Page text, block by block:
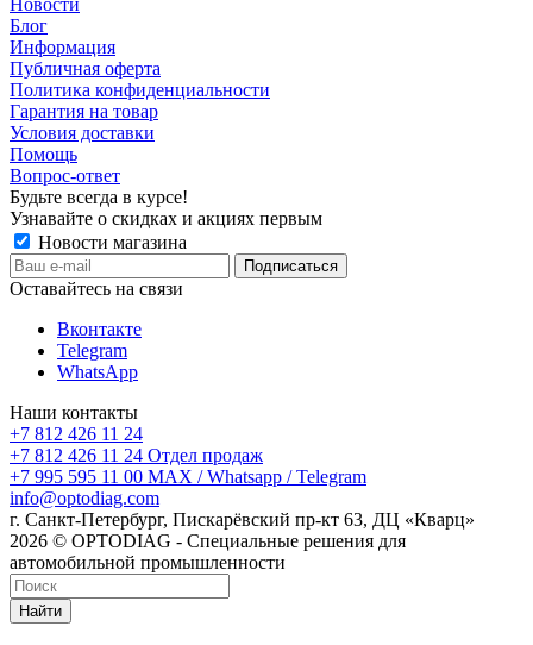
Блог
Информация
Публичная оферта
Политика конфиденциальности
Гарантия на товар
Условия доставки
Помощь
Вопрос-ответ
Будьте всегда в курсе!
Узнавайте о скидках и акциях первым
Новости магазина
Оставайтесь на связи
Вконтакте
Telegram
WhatsApp
Наши контакты
+7 812 426 11 24
+7 812 426 11 24 Отдел продаж
+7 995 595 11 00 MAX / Whatsapp / Telegram
info@optodiag.com
г. Санкт-Петербург, Пискарёвский пр-кт 63, ДЦ «Кварц»
2026 © OPTODIAG - Специальные решения для
автомобильной промышленности
Найти